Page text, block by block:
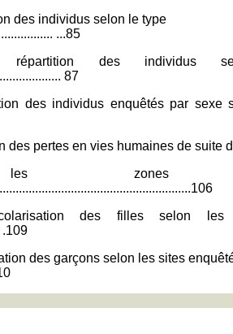
des individus selon le type
...85
des individus
87
des individus enquêtés par sexe
des pertes en vies humaines de suite
zones
des filles selon les
.109
des garçons selon les sites